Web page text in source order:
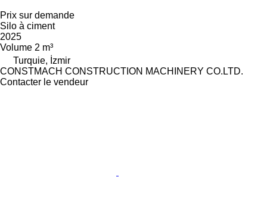
Prix sur demande
Silo à ciment
2025
Volume 2 m³
Turquie, İzmir
CONSTMACH CONSTRUCTION MACHINERY CO.LTD.
Contacter le vendeur